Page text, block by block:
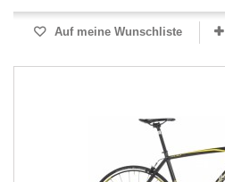
Auf meine Wunschliste